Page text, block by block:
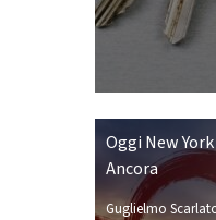
Oggi New
Ancora
Guglielmo